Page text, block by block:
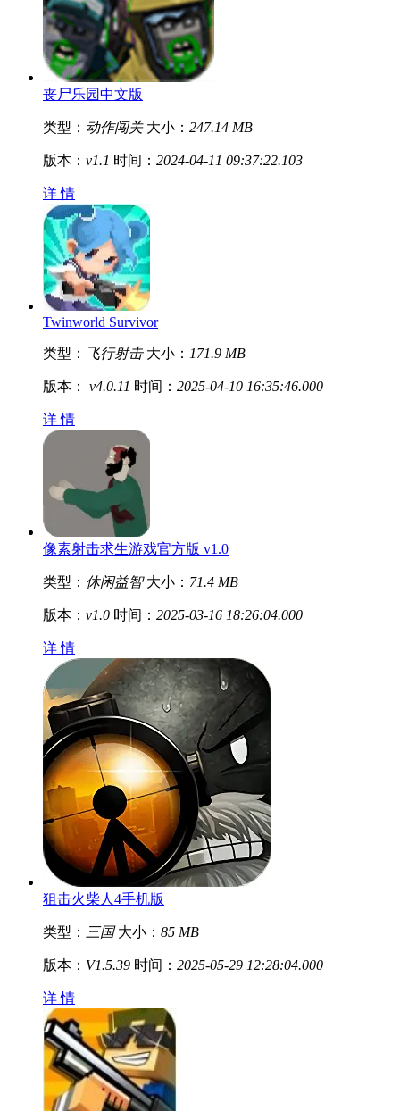
丧尸乐园中文版
类型： 动作闯关 大小： 247.14 MB
版本： v1.1 时间： 2024-04-11 09:37:22.103
详 情
Twinworld Survivor
类型： 飞行射击 大小： 171.9 MB
版本： v4.0.11 时间： 2025-04-10 16:35:46.000
详 情
像素射击求生游戏官方版 v1.0
类型： 休闲益智 大小： 71.4 MB
版本： v1.0 时间： 2025-03-16 18:26:04.000
详 情
狙击火柴人4手机版
类型： 三国 大小： 85 MB
版本： V1.5.39 时间： 2025-05-29 12:28:04.000
详 情